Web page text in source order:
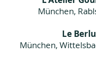
München,
Le Berlu
München,